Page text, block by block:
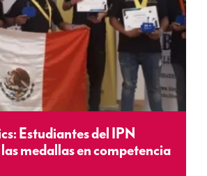
Estudiantes del IPN
medallas en competencia